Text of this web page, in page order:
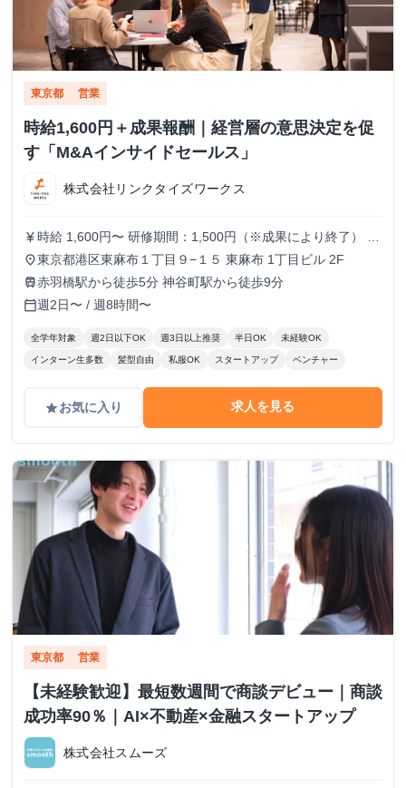
東京都 営業
時給1,600円＋成果報酬｜経営層の意思決定を促
す「M&Aインサイドセールス」
株式会社リンクタイズワークス
currency_yen 時給 1,600円〜 研修期間：1,500円（※成果により終了） 研
修終了後：1,600円～ ＼アポ獲得によるインセンティブあり
／ 1件〜10件：10,000円 11件〜20件：20,000円 ※毎月獲
得件数の計算はリセットされます 給与モデル ■月48時間稼
働、アポ10件の場合：176,800円 内訳：48時間×時給1,600
円＋10件×インセンティブ10,000円 ■月80時間稼働、アポ20
place東京都港区東麻布１丁目９−１５ 東麻布 1丁目ビル 2F
train赤羽橋駅から徒歩5分 神谷町駅から徒歩9分
calendar_today週2日〜 / 週8時間〜
全学年対象 週2日以下OK 週3日以上推奨 半日OK 未経験OK
インターン生多数 髪型自由 私服OK スタートアップ ベンチャー
gradeお気に入り 求人を見る
東京都 営業
【未経験歓迎】最短数週間で商談デビュー｜商談
成功率90％｜AI×不動産×金融スタートアップ
株式会社スムーズ